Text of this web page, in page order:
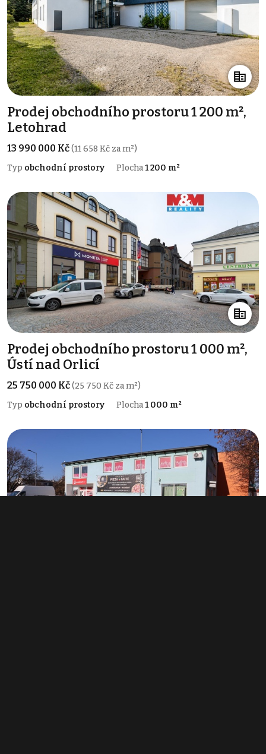
Prodej obchodního prostoru 1 200 m²,
Letohrad
13 990 000 Kč(11 658 Kč za m²)
Typ obchodní prostory Plocha1 200 m²
Prodej obchodního prostoru 1 000 m²,
Ústí nad Orlicí
25 750 000 Kč(25 750 Kč za m²)
Typ obchodní prostory Plocha1 000 m²